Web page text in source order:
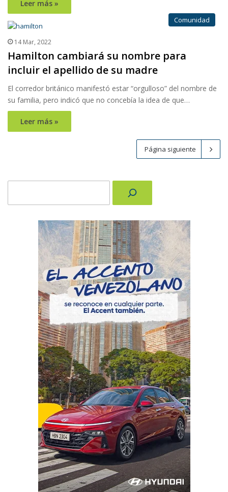
Leer más »
Comunidad
14 Mar, 2022
Hamilton cambiará su nombre para
incluir el apellido de su madre
El corredor británico manifestó estar “orgulloso” del nombre de
su familia, pero indicó que no concebía la idea de que…
Leer más »
Página siguiente